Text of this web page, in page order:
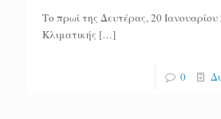
Το πρωί της Δευτέρας, 20
Κλιματικής […]
0